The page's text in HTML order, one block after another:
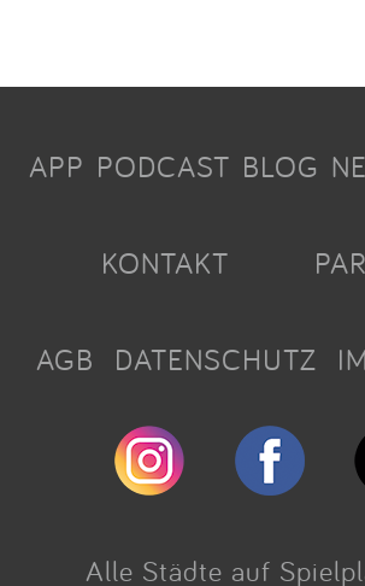
APP PODCAST BLOG
KONTAKT
AGB DATENSCHUTZ
Alle Städte auf